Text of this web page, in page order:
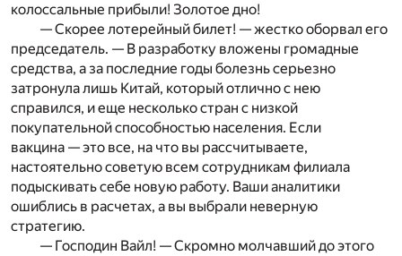
колоссальные прибыли! Золотое дно!
— Скорее лотерейный билет! — жестко оборвал его
председатель. — В разработку вложены громадные
средства, а за последние годы болезнь серьезно
затронула лишь Китай, который отлично с нею
справился, и еще несколько стран с низкой
покупательной способностью населения. Если
вакцина — это все, на что вы рассчитываете,
настоятельно советую всем сотрудникам филиала
подыскивать себе новую работу. Ваши аналитики
ошиблись в расчетах, а вы выбрали неверную
стратегию.
— Господин Вайл! — Скромно молчавший до этого